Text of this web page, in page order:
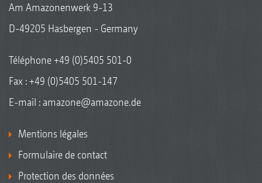
Am Amazonenwerk 9-13
D-49205 Hasbergen - Germany
Téléphone+49 (0)5405 501-0
Fax : +49 (0)5405 501-147
E-mail : amazone@amazone.de
Mentions légales
Formulaire de contact
Protection des données